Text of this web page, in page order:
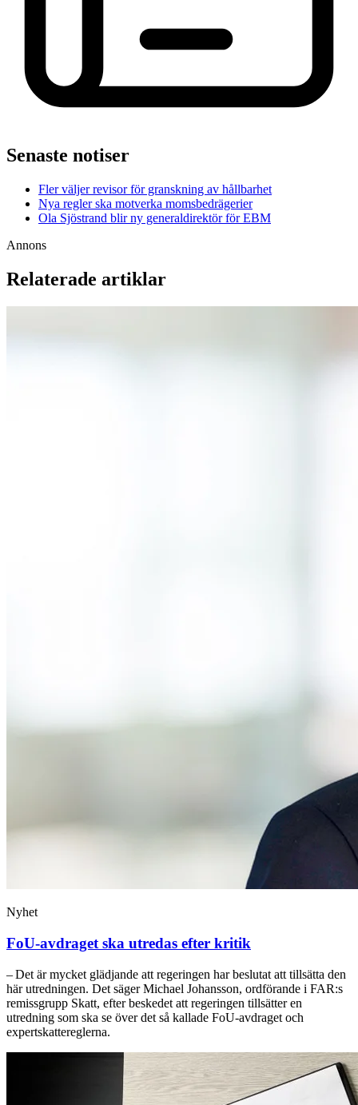
Senaste notiser
Fler väljer revisor för granskning av hållbarhet
Nya regler ska motverka momsbedrägerier
Ola Sjöstrand blir ny generaldirektör för EBM
Annons
Relaterade artiklar
Nyhet
FoU-avdraget ska utredas efter kritik
– Det är mycket glädjande att regeringen har beslutat att tillsätta den
här utredningen. Det säger Michael Johansson, ordförande i FAR:s
remissgrupp Skatt, efter beskedet att regeringen tillsätter en
utredning som ska se över det så kallade FoU-avdraget och
expertskattereglerna.